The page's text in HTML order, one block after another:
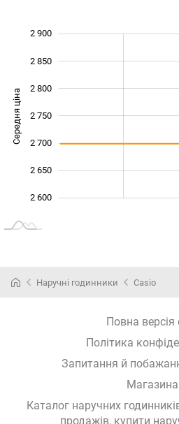
Середня ціна 2 600
2 600
2 650
2 700
2 750
2 800
2 850
2 900
Наручні годинники Casio
Повна версія
Політика
Запитання й
Каталог наручних
продажів, купити